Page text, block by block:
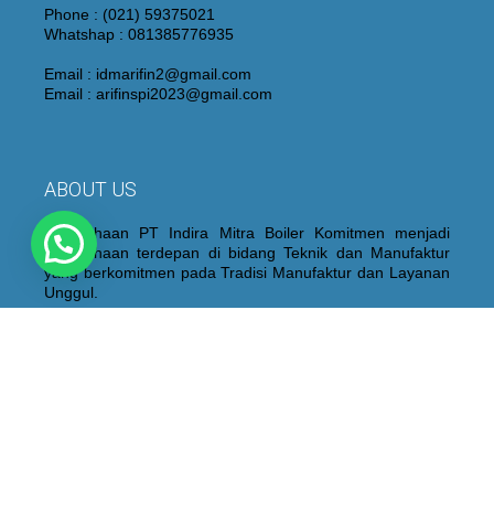
Phone : (021) 59375021
Whatshap : 081385776935
Email : idmarifin2@gmail.com
Email : arifinspi2023@gmail.com
ABOUT US
Perusahaan PT Indira Mitra Boiler Komitmen menjadi
Perusahaan terdepan di bidang Teknik dan Manufaktur
yang berkomitmen pada Tradisi Manufaktur dan Layanan
Unggul.